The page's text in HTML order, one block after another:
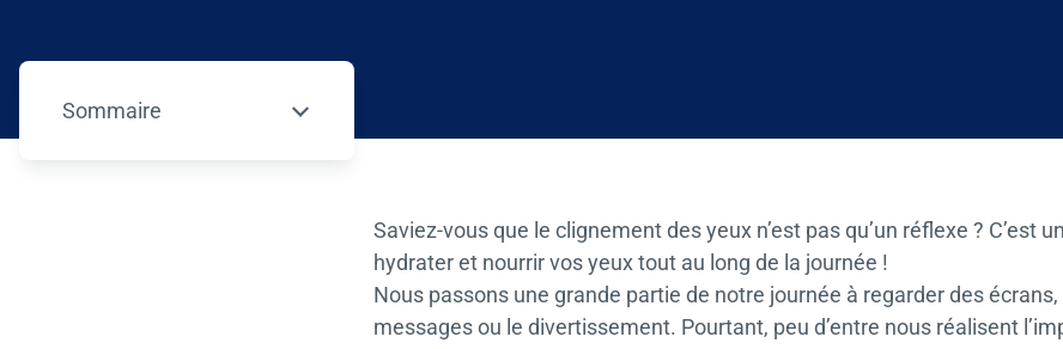
Sommaire
– appuyez sur le bouton pour sélectionner une nouvelle section.
Saviez-vous que le clignement des yeux n’est pas qu’un réflexe ? C’est
hydrater et nourrir vos yeux tout au long de la journée !
Nous passons une grande partie de notre journée à regarder des
messages ou le divertissement. Pourtant, peu d’entre nous réalisent